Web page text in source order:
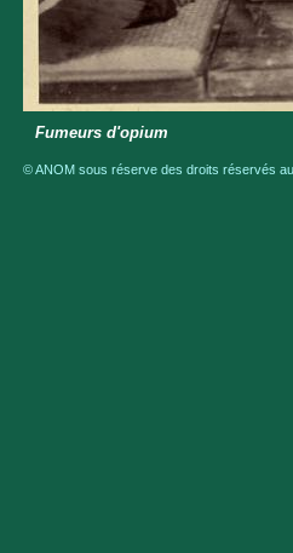
Fumeurs d'opium
© ANOM sous réserve des droits réservés